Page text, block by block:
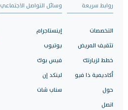
روابط سريعة
التخصصات
تثقيف المريض
خطط لزيارتك
أكاديمية ذا فيو
حول
اتصل
وسائل التواصل الاجتماعي
إينستاجرام
يوتيوب
فيس بوك
لينكد إن
سناب شات